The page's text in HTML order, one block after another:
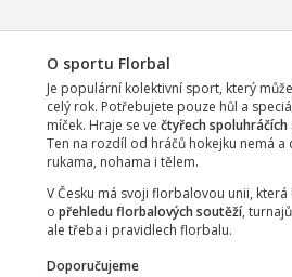
O sportu Florbal
Je populární kolektivní sport, který
celý rok. Potřebujete pouze hůl a
míček. Hraje se ve čtyřech spoluhráčích
Ten na rozdíl od hráčů hokejku nemá a
rukama, nohama i tělem.
V Česku má svoji florbalovou unii,
o přehledu florbalových soutěží,
ale třeba i pravidlech florbalu.
Doporučujeme